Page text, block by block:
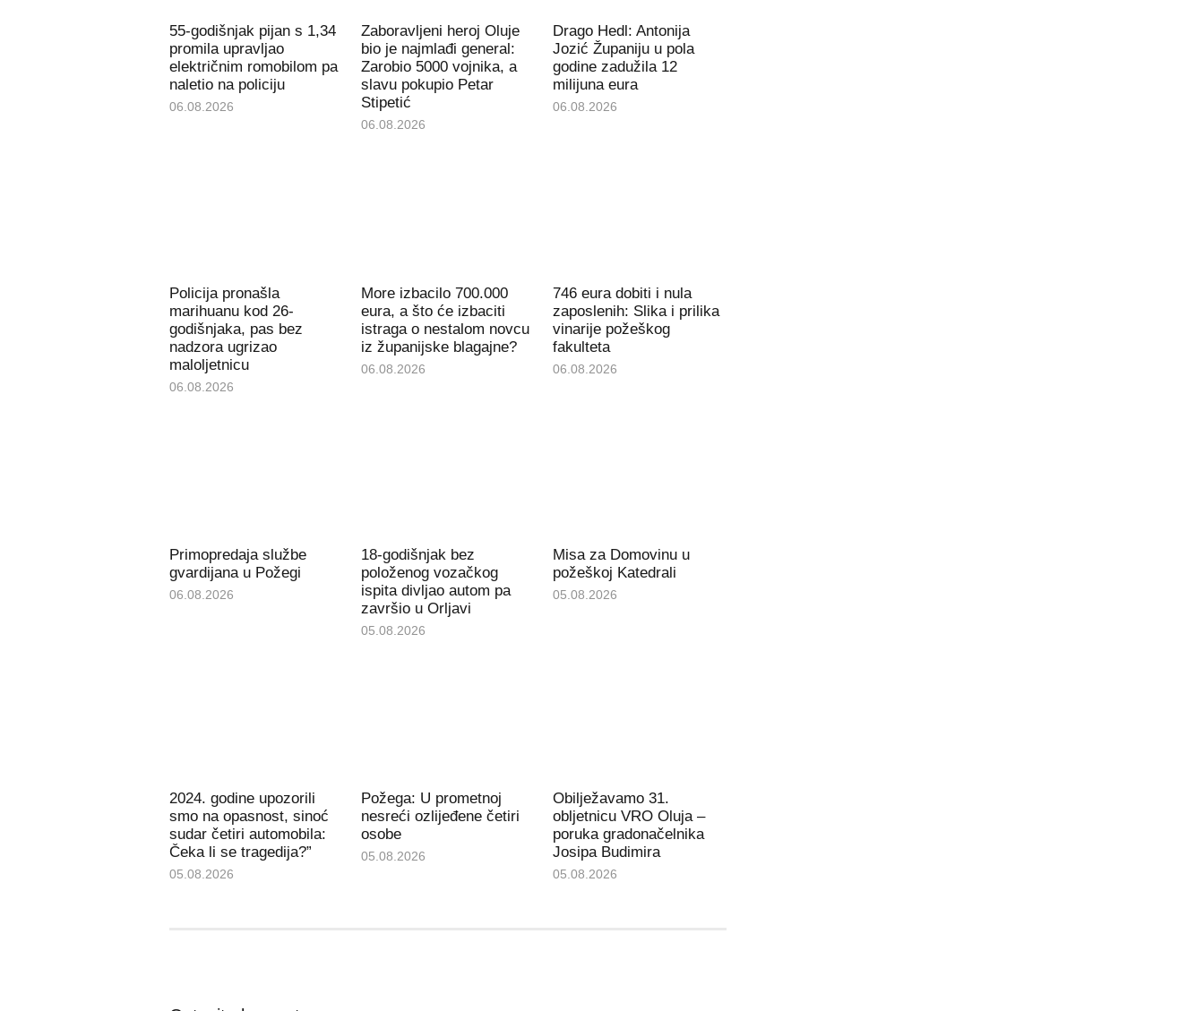
55-godišnjak pijan s 1,34
promila upravljao
električnim romobilom pa
naletio na policiju
06.08.2026
Zaboravljeni heroj Oluje
bio je najmlađi general:
Zarobio 5000 vojnika, a
slavu pokupio Petar
Stipetić
06.08.2026
Drago Hedl: Antonija
Jozić Županiju u pola
godine zadužila 12
milijuna eura
06.08.2026
Policija pronašla
marihuanu kod 26-
godišnjaka, pas bez
nadzora ugrizao
maloljetnicu
06.08.2026
More izbacilo 700.000
eura, a što će izbaciti
istraga o nestalom novcu
iz županijske blagajne?
06.08.2026
746 eura dobiti i nula
zaposlenih: Slika i prilika
vinarije požeškog
fakulteta
06.08.2026
Primopredaja službe
gvardijana u Požegi
06.08.2026
18-godišnjak bez
položenog vozačkog
ispita divljao autom pa
završio u Orljavi
05.08.2026
Misa za Domovinu u
požeškoj Katedrali
05.08.2026
2024. godine upozorili
smo na opasnost, sinoć
sudar četiri automobila:
Čeka li se tragedija?”
05.08.2026
Požega: U prometnoj
nesreći ozlijeđene četiri
osobe
05.08.2026
Obilježavamo 31.
obljetnicu VRO Oluja –
poruka gradonačelnika
Josipa Budimira
05.08.2026